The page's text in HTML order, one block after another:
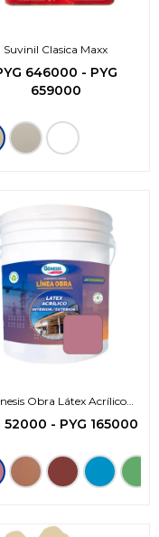
Suvinil Clasica Maxx
646000 - PYG
659000
Obra Látex Acrílico
Interior Exterior
52000 - PYG 165000